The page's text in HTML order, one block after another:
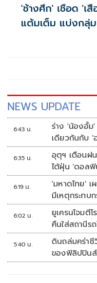
'ช้างศึก' เชือด 'เ
แต้มเต็ม แบ่งกลุ่
NEWS UPDATE
6:43 น.
ร่าง 'น้องอั้ม' ลูก
เดียวกันกับ '
เป็นทหารเรือ
6:35 น.
อุตุฯ เตือนฝ
ไต้ฝุ่น 'ดอลฟิ
6:19 น.
'มหาดไทย' เ
มีเหตุกระทบ
6:02 น.
ยูเครนโจมตี
คืนใส่สถานีรถ
5:40 น.
ดินถล่มคร่าชี
ของฟิลิปปินส์